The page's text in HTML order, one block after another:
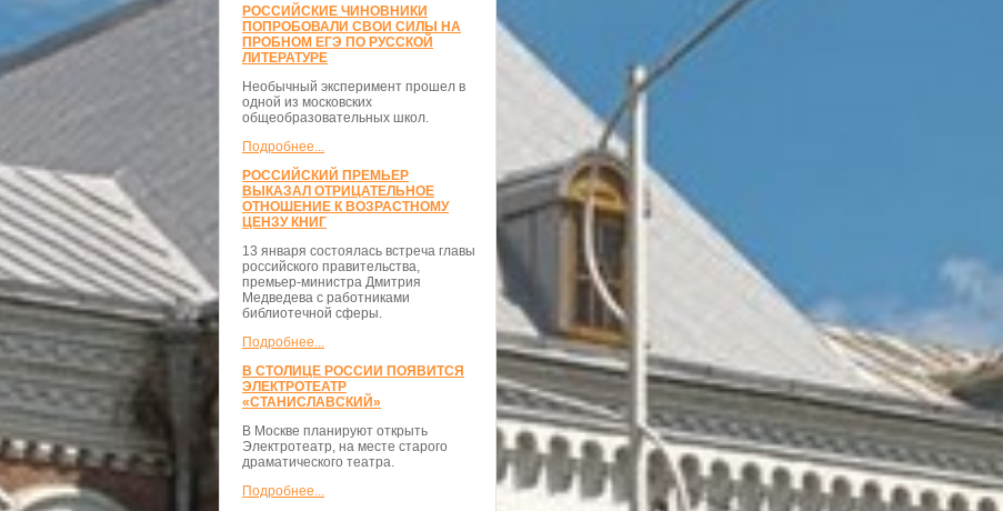
РОССИЙСКИЕ ЧИНОВНИКИ
ПОПРОБОВАЛИ СВОИ СИЛЫ НА
ПРОБНОМ ЕГЭ ПО РУССКОЙ
ЛИТЕРАТУРЕ
Необычный эксперимент прошел в
одной из московских
общеобразовательных школ.
Подробнее...
РОССИЙСКИЙ ПРЕМЬЕР
ВЫКАЗАЛ ОТРИЦАТЕЛЬНОЕ
ОТНОШЕНИЕ К ВОЗРАСТНОМУ
ЦЕНЗУ КНИГ
13 января состоялась встреча главы
российского правительства,
премьер-министра Дмитрия
Медведева с работниками
библиотечной сферы.
Подробнее...
В СТОЛИЦЕ РОССИИ ПОЯВИТСЯ
ЭЛЕКТРОТЕАТР
«СТАНИСЛАВСКИЙ»
В Москве планируют открыть
Электротеатр, на месте старого
драматического театра.
Подробнее...